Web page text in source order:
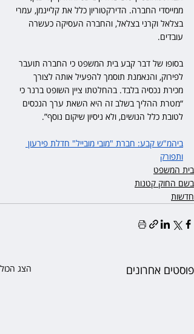
ממייסדי החברה. הדירקטוריון כלל את קליינמן, עמרי
בצלאל וקרני בצלאל, והחברה העסיקה כעשרה
עובדים.
בסופו של דבר קבע בית המשפט כי החברה תועבר
לפירוק, והנאמנת תוסמך להפעיל אותה לצורך
מכירת נכסיה בלבד. בהחלטתו ציין השופט ברנר כי
“מטרת ההליך בשלב זה היא השאת ערך הנכסים
לטובת כלל הנושים, ולא ניסיון שיקום נוסף”.
ביהמ"ש קבע: חברת "מובי מובייל" חדלת פירעון
ותפורק
בית המשפט
בשם החוק קטנות
חדשות
פוסטים אחרונים הצג הכול